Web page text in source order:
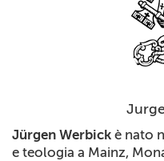
Jürgen Werbick è nato
e teologia a Mainz,